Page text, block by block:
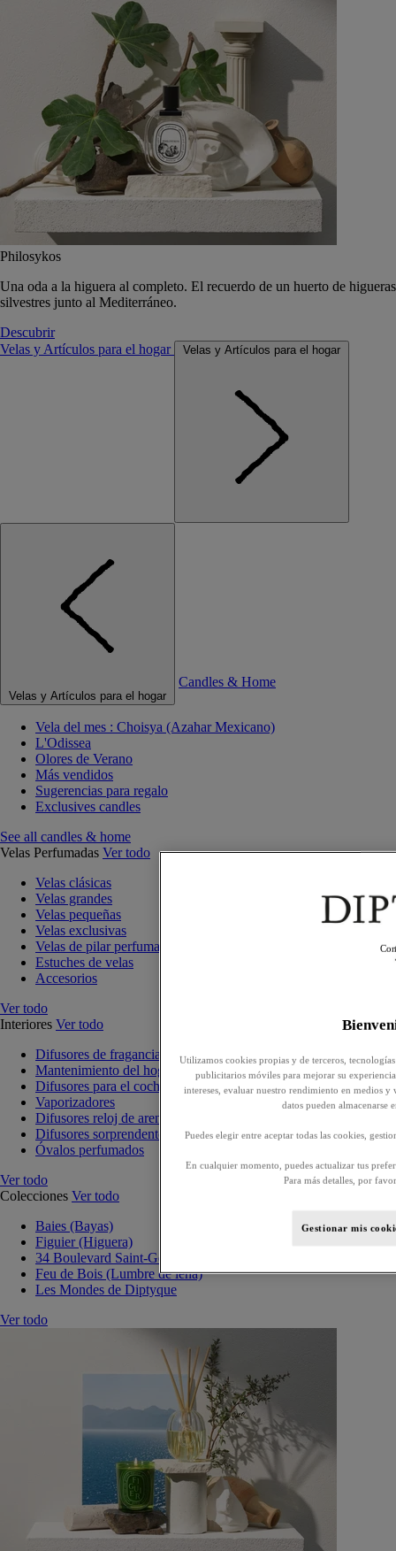
Philosykos
Una oda a la higuera al completo. El recuerdo de un huerto de higueras
silvestres junto al Mediterráneo.
Descubrir
Velas y Artículos para el hogar
Velas y Artículos para el hogar
Velas y Artículos para el hogar
Candles & Home
Vela del mes : Choisya (Azahar Mexicano)
L'Odissea
Olores de Verano
Más vendidos
Sugerencias para regalo
Exclusives candles
See all candles & home
Velas Perfumadas Ver todo
Velas clásicas
Velas grandes
Velas pequeñas
Velas exclusivas
Velas de pilar perfumadas
Estuches de velas
Accesorios
Ver todo
Interiores Ver todo
Difusores de fragancia para interiores
Mantenimiento del hogar
Difusores para el coche
Vaporizadores
Difusores reloj de arena
Difusores sorprendentes
Óvalos perfumados
Ver todo
Colecciones Ver todo
Baies (Bayas)
Figuier (Higuera)
34 Boulevard Saint-Germain
Feu de Bois (Lumbre de leña)
Les Mondes de Diptyque
Ver todo
Utilizamos cookies propias y de terceros,
publicitarios móviles para mejorar su
intereses, evaluar nuestro rendimiento en medios
datos pueden almacenarse
Puedes elegir entre aceptar todas las cookies,
En cualquier momento, puedes actualizar tus
Para más detalles, por
Gestionar mis